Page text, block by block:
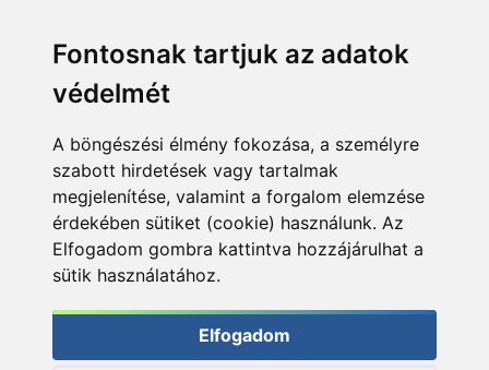
Fontosnak tartjuk az adatok
védelmét
A böngészési élmény fokozása, a személyre
szabott hirdetések vagy tartalmak
megjelenítése, valamint a forgalom elemzése
érdekében sütiket (cookie) használunk. Az
Elfogadom gombra kattintva hozzájárulhat a
sütik használatához.
Elfogadom